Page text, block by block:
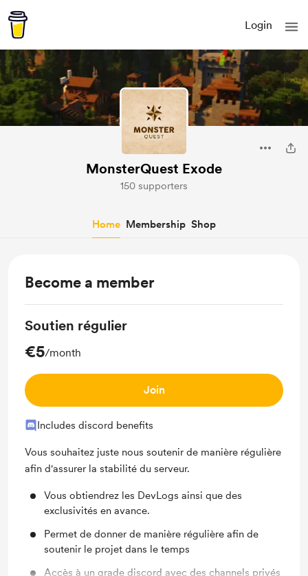
Login
MonsterQuest Exode
150 supporters
Home Membership Shop
Become a member
Soutien régulier
€5/month
Join
Includes discord benefits
Vous souhaitez juste nous soutenir de manière régulière
afin d'assurer la stabilité du serveur.
Vous obtiendrez les DevLogs ainsi que des
exclusivités en avance.
Permet de donner de manière régulière afin de
soutenir le projet dans le temps
Accès à un grade discord avec des channels privés